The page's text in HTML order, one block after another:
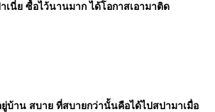
เนี่ย ซื้อไว้นานมาก ได้โอกาสเอามาติด
บ้าน สบาย ที่สบายกว่านั้นคือได้ไปสปามาเมื่อ